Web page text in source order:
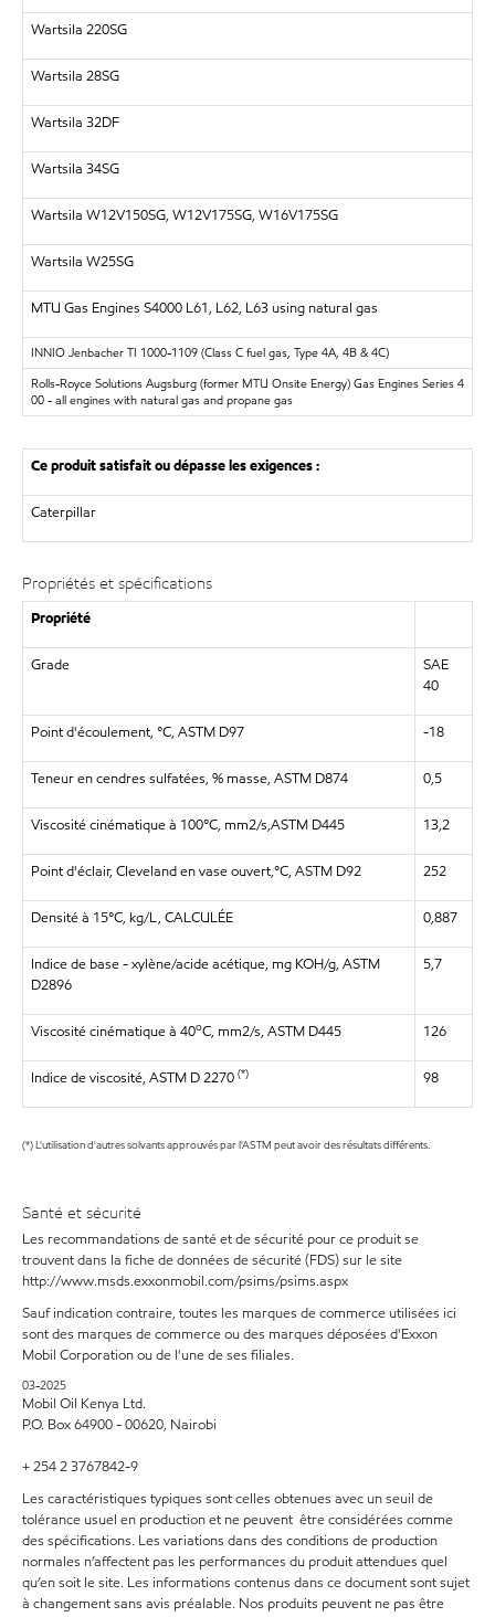
Wartsila 220SG
Wartsila 28SG
Wartsila 32DF
Wartsila 34SG
Wartsila W12V150SG, W12V175SG, W16V175SG
Wartsila W25SG
MTU Gas Engines S4000 L61, L62, L63 using natural gas
INNIO Jenbacher TI 1000-1109 (Class C fuel gas, Type 4A, 4B & 4C)
Rolls-Royce Solutions Augsburg (former MTU Onsite Energy) Gas Engines Series 4
00 - all engines with natural gas and propane gas
Ce produit satisfait ou dépasse les exigences :
Caterpillar
Propriétés et spécifications
Propriété
Grade
SAE
40
Point d'écoulement, °C, ASTM D97 -18
Teneur en cendres sulfatées, % masse, ASTM D874 0,5
Viscosité cinématique à 100°C, mm2/s,ASTM D445 13,2
Point d'éclair, Cleveland en vase ouvert,°C, ASTM D92 252
Densité à 15°C, kg/L, CALCULÉE 0,887
Indice de base - xylène/acide acétique, mg KOH/g, ASTM
D2896
5,7
Viscosité cinématique à 40oC, mm2/s, ASTM D445 126
Indice de viscosité, ASTM D 2270 (*) 98
(*) L'utilisation d'autres solvants approuvés par l'ASTM peut avoir des résultats différents.
Santé et sécurité
Les recommandations de santé et de sécurité pour ce produit se
trouvent dans la fiche de données de sécurité (FDS) sur le site
http://www.msds.exxonmobil.com/psims/psims.aspx
Sauf indication contraire, toutes les marques de commerce utilisées ici
sont des marques de commerce ou des marques déposées d'Exxon
Mobil Corporation ou de l'une de ses filiales.
03-2025
Mobil Oil Kenya Ltd.
P.O. Box 64900 - 00620, Nairobi
+ 254 2 3767842-9
Les caractéristiques typiques sont celles obtenues avec un seuil de
tolérance usuel en production et ne peuvent être considérées comme
des spécifications. Les variations dans des conditions de production
normales n’affectent pas les performances du produit attendues quel
qu’en soit le site. Les informations contenus dans ce document sont sujet
à changement sans avis préalable. Nos produits peuvent ne pas être